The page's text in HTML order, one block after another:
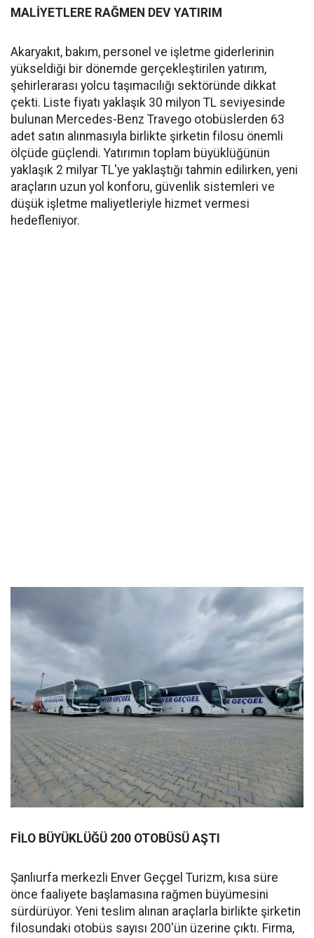
MALİYETLERE RAĞMEN DEV YATIRIM
Akaryakıt, bakım, personel ve işletme giderlerinin
yükseldiği bir dönemde gerçekleştirilen yatırım,
şehirlerarası yolcu taşımacılığı sektöründe dikkat
çekti. Liste fiyatı yaklaşık 30 milyon TL seviyesinde
bulunan Mercedes-Benz Travego otobüslerden 63
adet satın alınmasıyla birlikte şirketin filosu önemli
ölçüde güçlendi. Yatırımın toplam büyüklüğünün
yaklaşık 2 milyar TL'ye yaklaştığı tahmin edilirken, yeni
araçların uzun yol konforu, güvenlik sistemleri ve
düşük işletme maliyetleriyle hizmet vermesi
hedefleniyor.
FİLO BÜYÜKLÜĞÜ 200 OTOBÜSÜ AŞTI
Şanlıurfa merkezli Enver Geçgel Turizm, kısa süre
önce faaliyete başlamasına rağmen büyümesini
sürdürüyor. Yeni teslim alınan araçlarla birlikte şirketin
filosundaki otobüs sayısı 200'ün üzerine çıktı. Firma,